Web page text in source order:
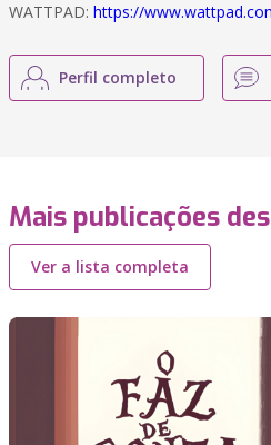
WATTPAD: https://
Perfil completo
Mais publicações
Ver a lista completa